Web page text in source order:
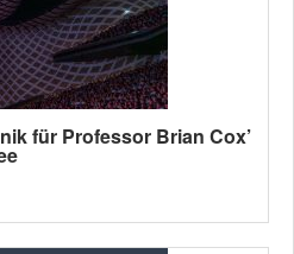
für Professor Brian Cox’